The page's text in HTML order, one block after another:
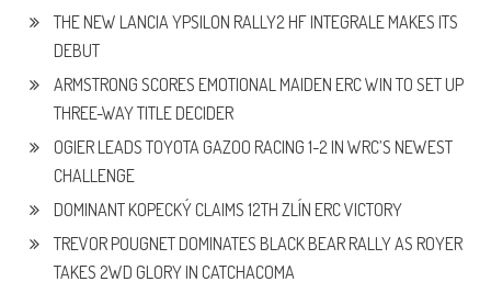
THE NEW LANCIA YPSILON RALLY2 HF INTEGRALE MAKES ITS
DEBUT
ARMSTRONG SCORES EMOTIONAL MAIDEN ERC WIN TO SET UP
THREE-WAY TITLE DECIDER
OGIER LEADS TOYOTA GAZOO RACING 1-2 IN WRC’S NEWEST
CHALLENGE
DOMINANT KOPECKÝ CLAIMS 12TH ZLÍN ERC VICTORY
TREVOR POUGNET DOMINATES BLACK BEAR RALLY AS ROYER
TAKES 2WD GLORY IN CATCHACOMA